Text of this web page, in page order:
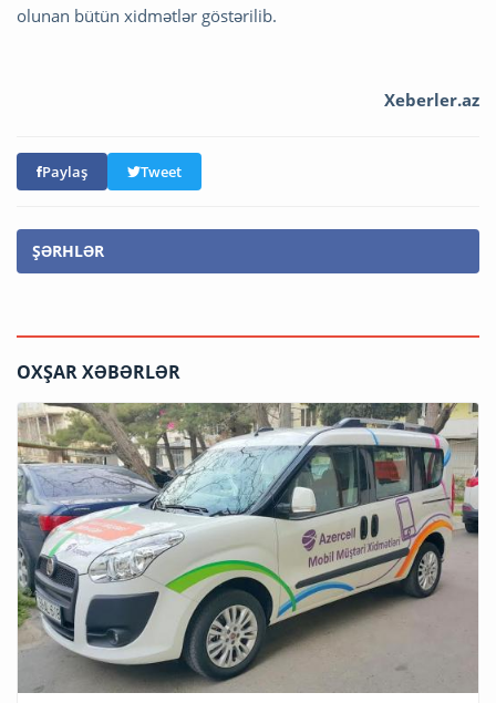
olunan bütün xidmətlər göstərilib.
Xeberler.az
Paylaş Tweet
ŞƏRHLƏR
OXŞAR XƏBƏRLƏR